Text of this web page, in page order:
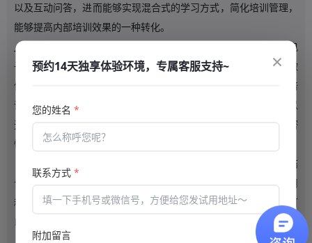
以及互动问答，进而能够实现混合式的学习方式，简化培训管理，
能够提高内部培训效果的一种转化。
培训系统
它应该具备一定的接入能力，不仅实现多平台访问电
子学习，同时也能够与热门的即时通讯工具相互对接，例如使用微
信整合企业在线学习资源，实现多平台资源的利用。在整个需要培
训系统中一定要确保安全性，毕竟它是具备企业知识的搭建，所以
无论是员工的个人信息和企业的所有知识产权课程具备一定的机密
性。
的时候，一定要将性价比和品质相互结
合，这也需要做好相关的成本控制，在线教育培训系统的选购费用
和功能，用户数都成正比例的关系，也会受到其他的影响，企业可
以根据自身情况来选择合适的培训系统。
×
预约14天独享体验环境，专属客服支持~
您的姓名*
联系方式*
附加留言